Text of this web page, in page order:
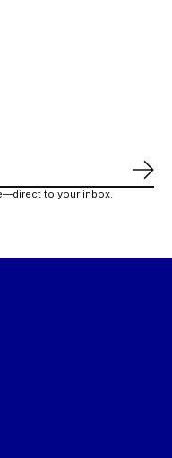
to your inbox.